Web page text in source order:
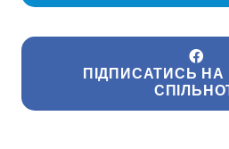
ПІДПИСАТИСЬ НА